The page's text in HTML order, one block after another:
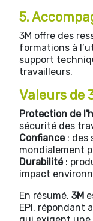
5.
3M offre des
formations à
support
travailleurs.
Valeurs de
Protection de
sécurité des
Confiance: des
mondialement
Durabilité:
impact
En résumé, 3M
EPI, répondant